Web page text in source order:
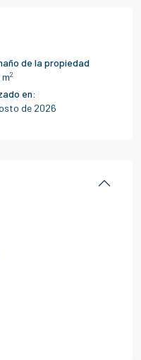
de la propiedad
2
en:
de 2026